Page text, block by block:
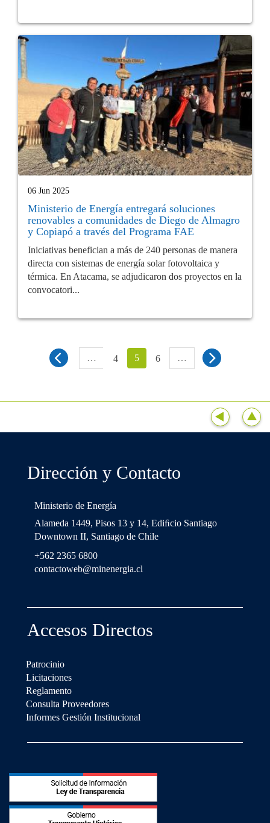
06 Jun 2025
Ministerio de Energía entregará soluciones
renovables a comunidades de Diego de Almagro
y Copiapó a través del Programa FAE
Iniciativas benefician a más de 240 personas de manera
directa con sistemas de energía solar fotovoltaica y
térmica. En Atacama, se adjudicaron dos proyectos en la
convocatori...
… 4 5 6 …
Dirección y Contacto
Ministerio de Energía
Alameda 1449, Pisos 13 y 14, Ediﬁcio Santiago
Downtown II, Santiago de Chile
+562 2365 6800
contactoweb@minenergia.cl
Accesos Directos
Patrocinio
Licitaciones
Reglamento
Consulta Proveedores
Informes Gestión Institucional